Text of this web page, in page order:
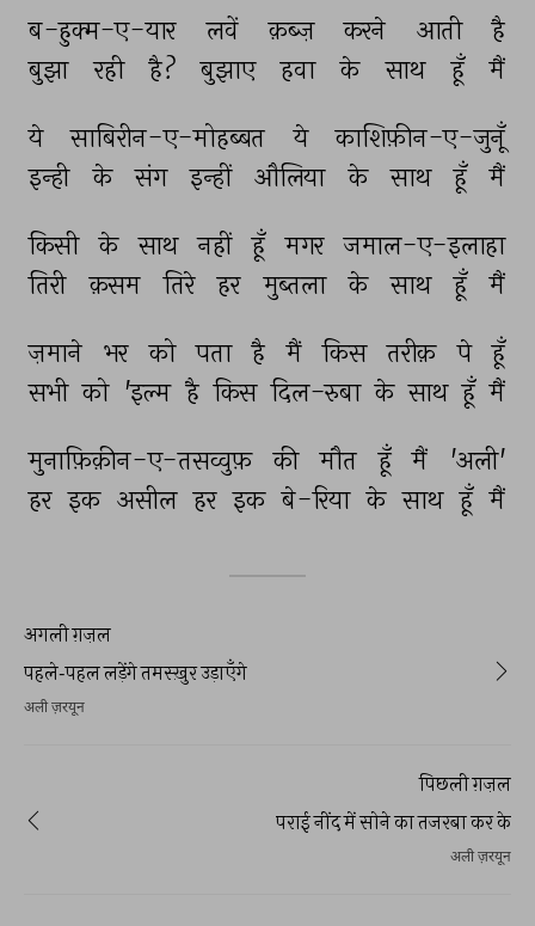
ब-हुक्म-ए-यार लवें क़ब्ज़ करने आती
है
बुझा
रही है? बुझाए हवा के साथ हूँ मैं
ये साबिरीन-ए-मोहब्बत ये
काशिफ़ीन-ए-जुनूँ
इन्ही
के संग इन्हीं औलिया के साथ हूँ मैं
किसी के साथ नहीं हूँ मगर जमाल-ए-इलाहा
तिरी
क़सम तिरे हर मुब्तला के साथ हूँ मैं
ज़माने भर को पता है मैं किस तरीक़ पे हूँ
सभी को 'इल्म है किस दिल-रुबा के साथ हूँ मैं
मुनाफ़िक़ीन-ए-तसव्वुफ़ की मौत हूँ मैं
'अली'
हर इक असील हर इक बे-रिया के साथ हूँ मैं
अगली ग़ज़ल
पहले-पहल लड़ेंगे तमस्ख़ुर उड़ाएँगे
अली ज़रयून
पिछली ग़ज़ल
पराई नींद में सोने का तजरबा कर के
अली ज़रयून